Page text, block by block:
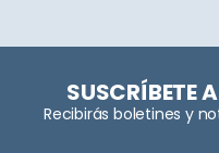
SUSCRÍBETE
Recibirás boletines y